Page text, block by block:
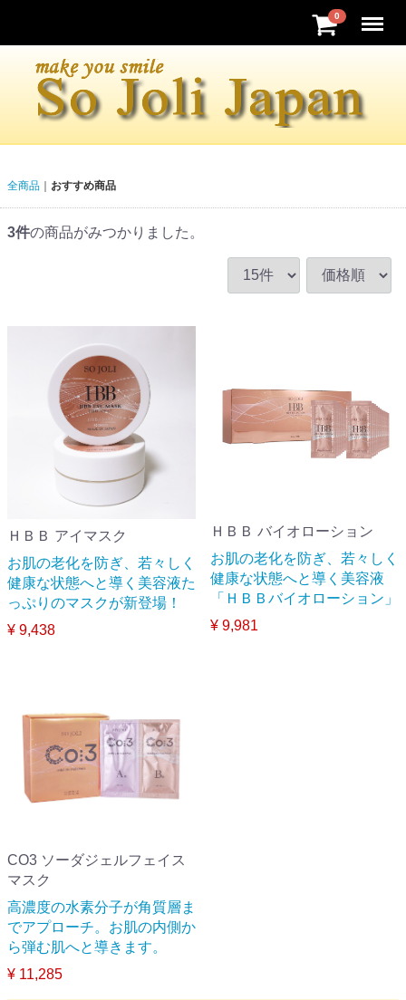
0 Menu
全商品 おすすめ商品
3件の商品がみつかりました。
ＨＢＢ アイマスク
お肌の老化を防ぎ、若々しく
健康な状態へと導く美容液た
っぷりのマスクが新登場！
¥ 9,438
ＨＢＢ バイオローション
お肌の老化を防ぎ、若々しく
健康な状態へと導く美容液
「ＨＢＢバイオローション」
¥ 9,981
CO3 ソーダジェルフェイス
マスク
高濃度の水素分子が角質層ま
でアプローチ。お肌の内側か
ら弾む肌へと導きます。
¥ 11,285